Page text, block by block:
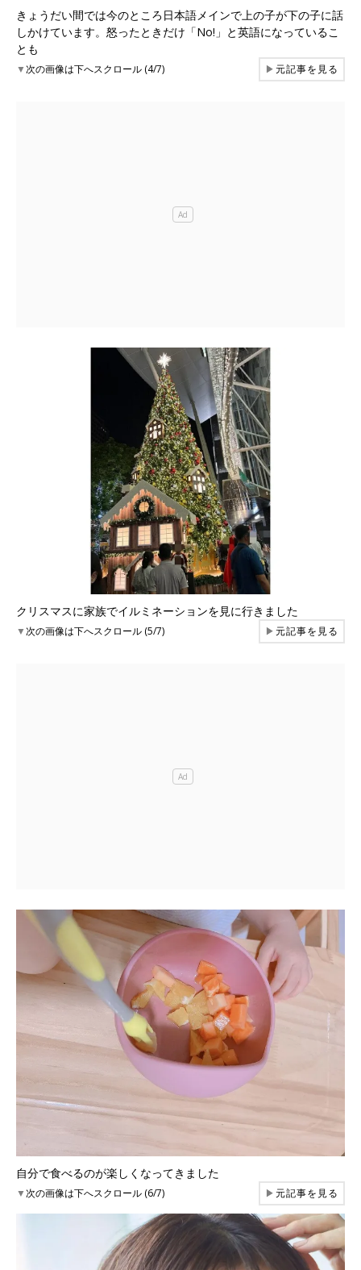
きょうだい間では今のところ日本語メインで上の子が下の子に話
しかけています。怒ったときだけ「No!」と英語になっているこ
とも
▼次の画像は下へスクロール (4/7) ▶元記事を見る
クリスマスに家族でイルミネーションを見に行きました
▼次の画像は下へスクロール (5/7) ▶元記事を見る
自分で食べるのが楽しくなってきました
▼次の画像は下へスクロール (6/7) ▶元記事を見る